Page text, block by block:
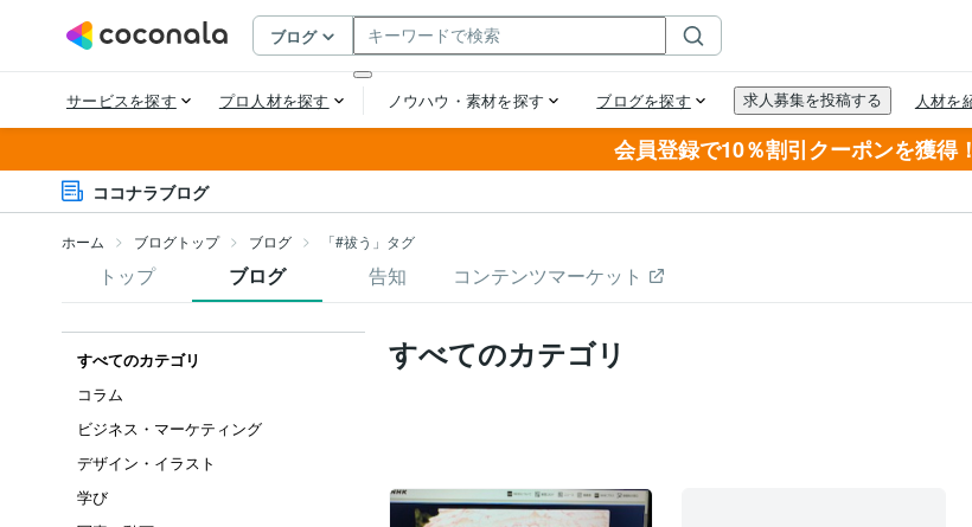
会員登録で10％割引クーポンを獲得！
ココナラブログ
ホーム ブログトップ ブログ 「#祓う」タグ
トップ ブログ 告知 コンテンツマーケット
すべてのカテゴリ
コラム
ビジネス・マーケティング
デザイン・イラスト
学び
すべてのカテゴリ